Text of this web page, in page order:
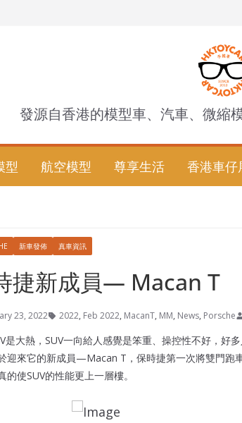
發源自香港的模型車、汽車、微縮
型 航空模型 尊享生活 香港車仔
新車發佈 真車資訊
捷新成員— Macan T
23, 2022 2022, Feb 2022, MacanT, MM, News, Porsche
是大熱，SUV一向給人感覺是笨重、操控性不好，好
迎來它的新成員—Macan T，保時捷第一次將雙門跑
的使SUV的性能更上一層樓。